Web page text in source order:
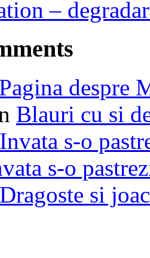
–
Pagina despre
Blauri cu si
Invata s-o
s-o
Dragoste si